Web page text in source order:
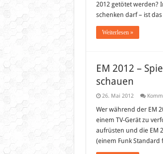
2012 getötet werden?
schenken darf – ist
Weiterlesen »
EM 2012 –
schauen
26. Mai 2012
Wer während der EM
einem TV-Gerät zu
aufrüsten und die EM
(einem Funk Standard